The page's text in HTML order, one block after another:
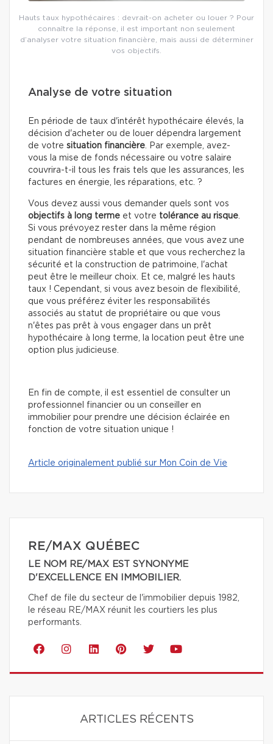
Hauts taux hypothécaires : devrait-on acheter ou louer ? Pour
connaître la réponse, il est important non seulement
d’analyser votre situation financière, mais aussi de déterminer
vos objectifs.
Analyse de votre situation
En période de taux d'intérêt hypothécaire élevés, la
décision d'acheter ou de louer dépendra largement
de votre situation financière. Par exemple, avez-
vous la mise de fonds nécessaire ou votre salaire
couvrira-t-il tous les frais tels que les assurances, les
factures en énergie, les réparations, etc. ?
Vous devez aussi vous demander quels sont vos
objectifs à long terme et votre tolérance au risque.
Si vous prévoyez rester dans la même région
pendant de nombreuses années, que vous avez une
situation financière stable et que vous recherchez la
sécurité et la construction de patrimoine, l'achat
peut être le meilleur choix. Et ce, malgré les hauts
taux ! Cependant, si vous avez besoin de flexibilité,
que vous préférez éviter les responsabilités
associés au statut de propriétaire ou que vous
n'êtes pas prêt à vous engager dans un prêt
hypothécaire à long terme, la location peut être une
option plus judicieuse.
En fin de compte, il est essentiel de consulter un
professionnel financier ou un conseiller en
immobilier pour prendre une décision éclairée en
fonction de votre situation unique !
Article originalement publié sur Mon Coin de Vie
RE/MAX QUÉBEC
LE NOM RE/MAX EST SYNONYME
D'EXCELLENCE EN IMMOBILIER.
Chef de file du secteur de l'immobilier depuis 1982,
le réseau RE/MAX réunit les courtiers les plus
performants.
ARTICLES RÉCENTS